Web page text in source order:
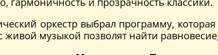
оркестр выбрал программу,
живой музыкой позволят найти